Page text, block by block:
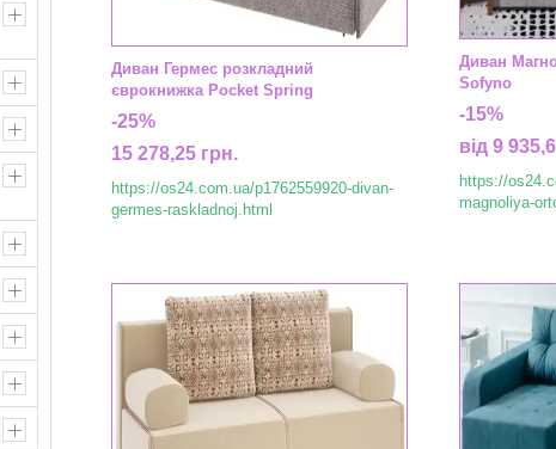
Диван Гермес розкладний
єврокнижка Pocket Spring
-25%
15 278,25 грн.
https://os24.com.ua/p1762559920-divan-
germes-raskladnoj.html
Диван
Sofyno
-15%
від 9
https://
magnoliya-